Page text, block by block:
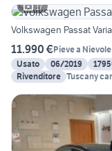
17
Volkswagen Passat
11.990 €Pieve a Nievole
Usato
06/2019
Rivenditore Tuscany